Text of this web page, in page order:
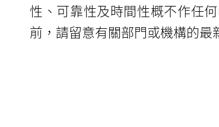
性、可靠性及時間性概不作任
前，請留意有關部門或機構的最